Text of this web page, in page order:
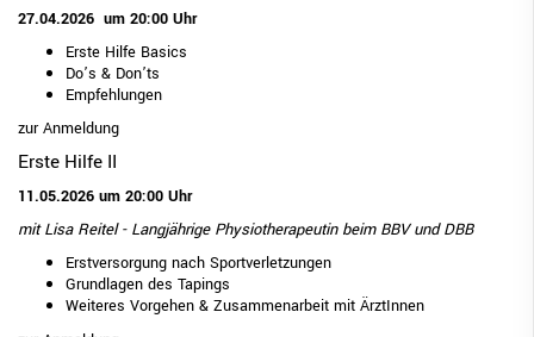
27.04.2026 um 20:00 Uhr
Erste Hilfe Basics
Do’s & Don’ts
Empfehlungen
zur Anmeldung
Erste Hilfe II
11.05.2026 um 20:00 Uhr
mit Lisa Reitel - Langjährige Physiotherapeutin beim BBV und DBB
Erstversorgung nach Sportverletzungen
Grundlagen des Tapings
Weiteres Vorgehen & Zusammenarbeit mit ÄrztInnen